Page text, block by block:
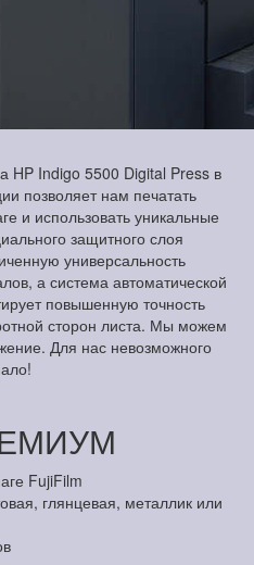
Indigo 5500 Digital Press в
позволяет нам печатать
и использовать уникальные
защитного слоя
универсальность
а система автоматической
повышенную точность
сторон листа. Мы можем
Для нас невозможного
FujiFilm
глянцевая, металлик или